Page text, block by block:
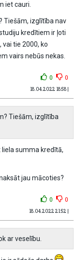
iet cauri.
Tiešām, izglītība nav
kredītiem ir ļoti
tie 2000, ko
vairs nebūs nekas.
0 0
18.04.2022 18:58 |
Tiešām, izglītība
liela summa kredītā,
jau mācoties?
0 0
18.04.2022 21:52 |
ar veselību.